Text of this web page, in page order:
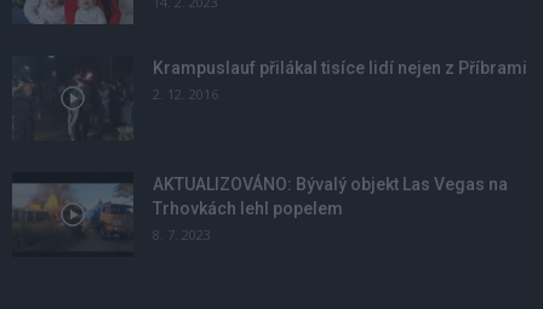
Krampuslauf přilákal tisíce lidí nejen z Příbrami
2. 12. 2016
AKTUALIZOVÁNO: Bývalý objekt Las Vegas na
Trhovkách lehl popelem
8. 7. 2023